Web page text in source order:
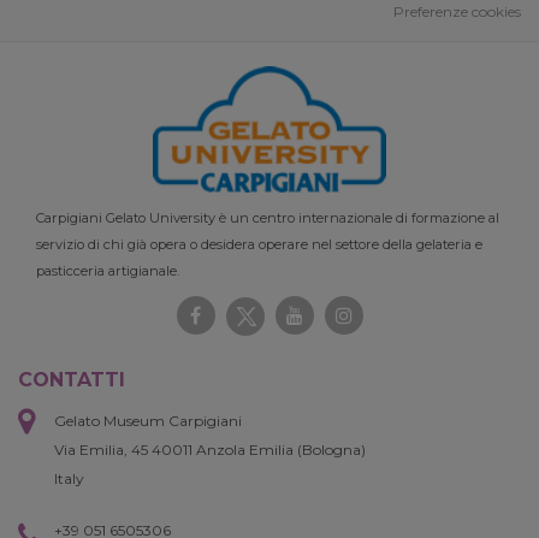
Preferenze cookies
Carpigiani Gelato University è un centro internazionale di formazione al
servizio di chi già opera o desidera operare nel settore della gelateria e
pasticceria artigianale.
CONTATTI
Gelato Museum Carpigiani
Via Emilia, 45 40011 Anzola Emilia (Bologna)
Italy
+39 051 6505306